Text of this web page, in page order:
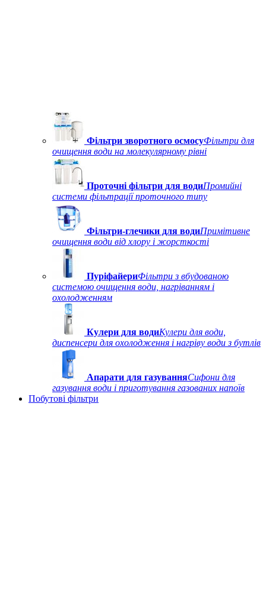
Фільтри зворотного осмосуФільтри для
очищення води на молекулярному рівні
Проточні фільтри для водиПромийні
системи фільтрації проточного типу
Фільтри-глечики для водиПримітивне
очищення води від хлору і жорсткості
ПуріфайериФільтри з вбудованою
системою очищення води, нагріванням і
охолодженням
Кулери для водиКулери для води,
диспенсери для охолодження і нагріву води з бутлів
Апарати для газуванняСифони для
газування води і приготування газованих напоїв
Побутові фільтри